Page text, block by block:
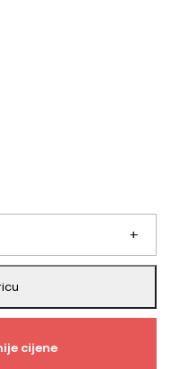
+
cijene